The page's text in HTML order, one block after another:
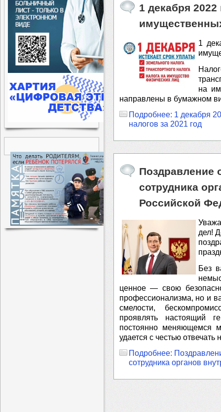
1 декабря
1
на
направлены в бумажном
Подробнее: 1 декабря
налогов за 2021 год
Поздравление
сотрудника
Российской
дел!
Без
ценное — свою
профессионализма, но и
смелости,
проявлять настоящий
постоянно меняющемся
удается с честью
Подробнее:
сотрудника органов